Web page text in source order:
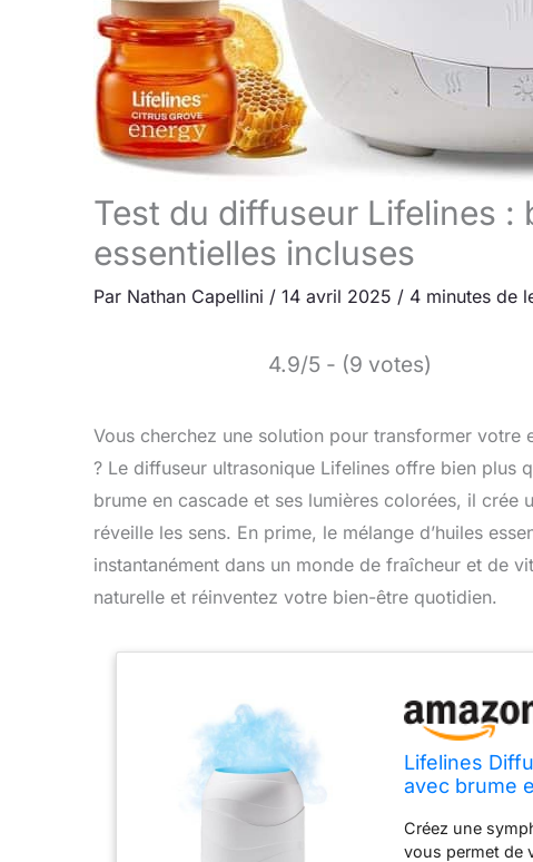
Test du diffuseur Lifelines :
essentielles incluses
Par Nathan Capellini / 14 avril 2025 / 4 minutes de
4.9/5 - (9 votes)
Vous cherchez une solution pour transformer
? Le diffuseur ultrasonique Lifelines offre bien plus
brume en cascade et ses lumières colorées, il crée
réveille les sens. En prime, le mélange d’huiles
instantanément dans un monde de fraîcheur et de
naturelle et réinventez votre bien-être quotidien.
Lifelines
avec brume
Créez une
vous permet de